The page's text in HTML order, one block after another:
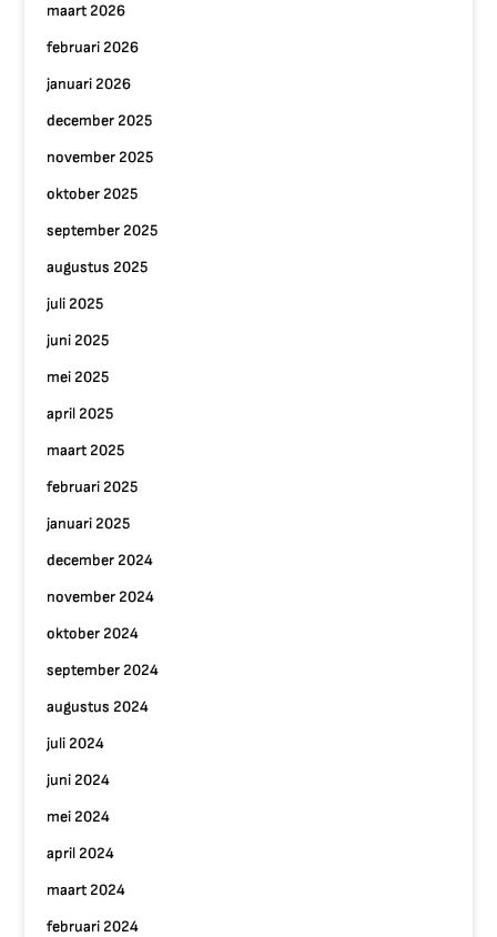
maart 2026
februari 2026
januari 2026
december 2025
november 2025
oktober 2025
september 2025
augustus 2025
juli 2025
juni 2025
mei 2025
april 2025
maart 2025
februari 2025
januari 2025
december 2024
november 2024
oktober 2024
september 2024
augustus 2024
juli 2024
juni 2024
mei 2024
april 2024
maart 2024
februari 2024